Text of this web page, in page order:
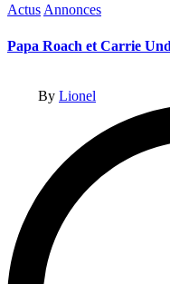
Posted
ActusAnnonces
Papa Roach et Carrie
By Lionel